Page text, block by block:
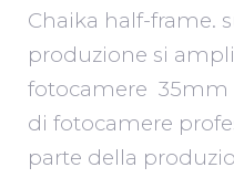
Chaika half-frame.
produzione si
fotocamere 35mm
di fotocamere
parte della